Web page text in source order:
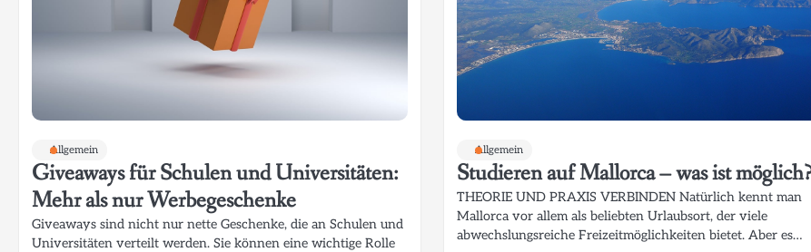
Allgemein
Giveaways für Schulen und Universitäten:
Mehr als nur Werbegeschenke
Giveaways sind nicht nur nette Geschenke, die an Schulen und
Universitäten verteilt werden. Sie können eine wichtige Rolle
Allgemein
Studieren auf Mallorca – was ist
THEORIE UND PRAXIS VERBINDEN Natürlich kennt man
Mallorca vor allem als beliebten Urlaubsort, der viele
abwechslungsreiche Freizeitmöglichkeiten bietet. Aber es…